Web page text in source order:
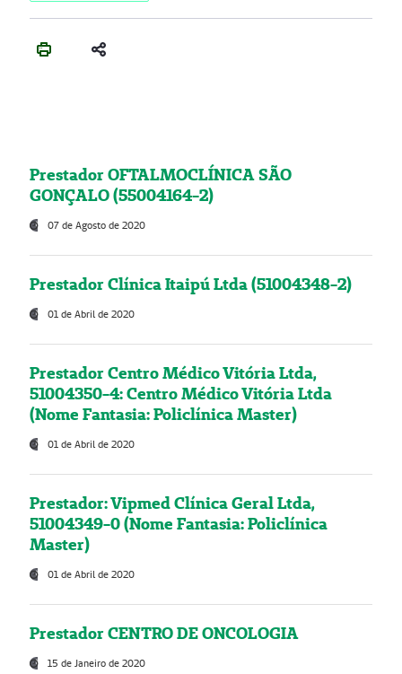
Prestador OFTALMOCLÍNICA SÃO
GONÇALO (55004164-2)
07 de Agosto de 2020
Prestador Clínica Itaipú Ltda (51004348-2)
01 de Abril de 2020
Prestador Centro Médico Vitória Ltda,
51004350-4: Centro Médico Vitória Ltda
(Nome Fantasia: Policlínica Master)
01 de Abril de 2020
Prestador: Vipmed Clínica Geral Ltda,
51004349-0 (Nome Fantasia: Policlínica
Master)
01 de Abril de 2020
Prestador CENTRO DE ONCOLOGIA
15 de Janeiro de 2020